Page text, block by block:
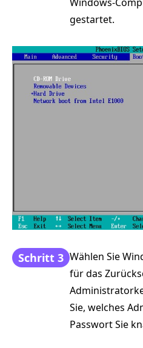
gestartet.
Schritt 3 Wählen Sie
für das
Sie, welches
Passwort Sie